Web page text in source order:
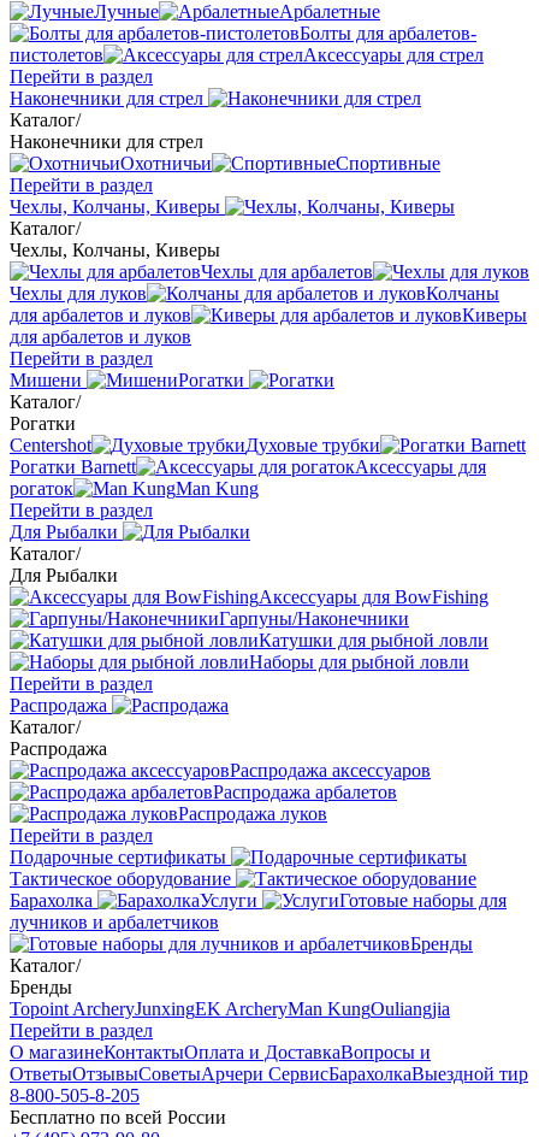
Лучные
Арбалетные
Болты для арбалетов-
пистолетов
Аксессуары для стрел
Перейти в раздел
Наконечники для стрел
Каталог/
Наконечники для стрел
Охотничьи
Спортивные
Перейти в раздел
Чехлы, Колчаны, Киверы
Каталог/
Чехлы, Колчаны, Киверы
Чехлы для арбалетов
Чехлы для луков
Колчаны
для арбалетов и луков
Киверы
для арбалетов и луков
Перейти в раздел
Мишени
Рогатки
Каталог/
Рогатки
Centershot
Духовые трубки
Рогатки Barnett
Аксессуары для
рогаток
Man Kung
Перейти в раздел
Для Рыбалки
Каталог/
Для Рыбалки
Аксессуары для BowFishing
Гарпуны/Наконечники
Катушки для рыбной ловли
Наборы для рыбной ловли
Перейти в раздел
Распродажа
Каталог/
Распродажа
Распродажа аксессуаров
Распродажа арбалетов
Распродажа луков
Перейти в раздел
Подарочные сертификаты
Тактическое оборудование
Барахолка
Услуги
Готовые наборы для
лучников и арбалетчиков
Бренды
Каталог/
Бренды
Topoint ArcheryJunxingEK ArcheryMan KungOuliangjia
Перейти в раздел
О магазинеКонтактыОплата и ДоставкаВопросы и
ОтветыОтзывыСоветыАрчери СервисБарахолкаВыездной тир
8-800-505-8-205
Бесплатно по всей России